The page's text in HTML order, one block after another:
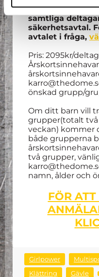
OBS. Innan
samtliga
säkerhetsavtal.
avtalet i fråga,
Pris: 2095kr/
önskad grupp/
Om ditt barn vill
grupper(totalt
veckan) kommer
både grupperna
två grupper,
namn, ålder och
FÖR
Girlpower
Klättring
Gävle